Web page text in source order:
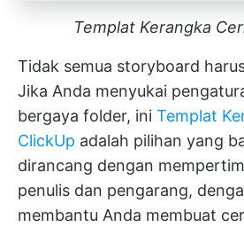
Templat Kerangka
Tidak semua storyboard
Jika Anda menyukai
bergaya folder, ini Templat
ClickUp adalah pilihan yang
dirancang dengan
penulis dan pengarang,
membantu Anda membuat